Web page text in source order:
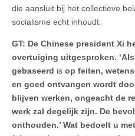
die aansluit bij het collectieve
socialisme echt inhoudt.
GT: De Chinese president Xi
overtuiging uitgesproken.
gebaseerd is op feiten,
en goed ontvangen wordt
blijven werken, ongeacht de
werk zal degelijk zijn. De
onthouden.’ Wat bedoelt u